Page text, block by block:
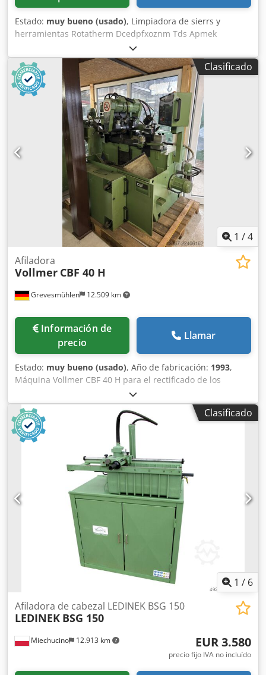
Estado: muy bueno (usado), Limpiadora de sierrs y
herramientas Rotatherm Dcedpfxoznm Tds Apmek
Clasificado
1 /4
Grevesmühlen 12.509 km
Afiladora
Vollmer CBF 40 H
Información de
precio
Llamar
Estado: muy bueno (usado), Año de fabricación: 1993,
Máquina Vollmer CBF 40 H para el rectificado de los
flancos. Dodszn Hawjpfx Apmock
Clasificado
1 / 6
Miechucino 12.913 km
Afiladora de cabezal LEDINEK BSG 150
LEDINEK BSG 150
EUR 3.580
precio fijo IVA no incluído